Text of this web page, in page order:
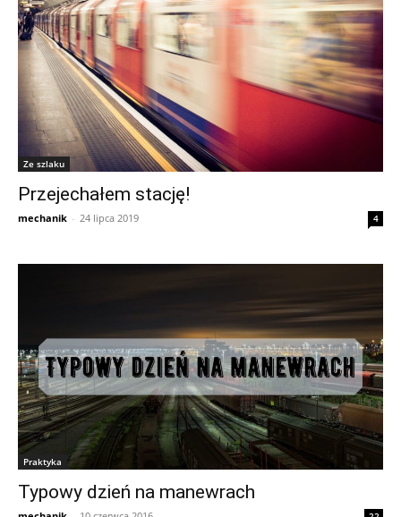
Ze szlaku
Przejechałem stację!
mechanik - 24 lipca 2019 4
Praktyka
Typowy dzień na manewrach